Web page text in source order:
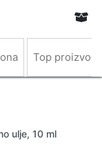
Top proizvodi
ulje, 10 ml